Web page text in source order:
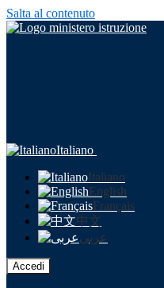
Salta al contenuto
Italiano
Italiano
English
Français
中文
عربى
Accedi